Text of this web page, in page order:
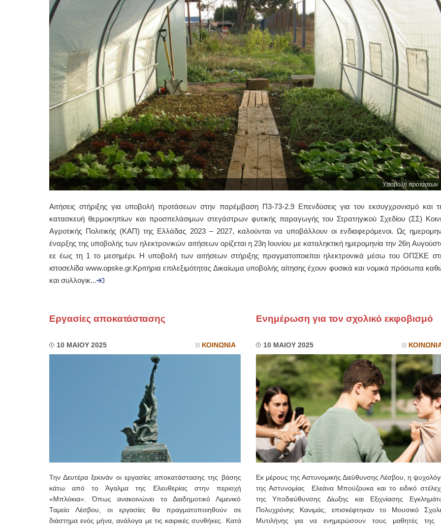
Υποβολή προτάσεων
Αιτήσεις στήριξης για υποβολή προτάσεων στην παρέμβαση Π3-73-2.9 Επενδύσεις για τον εκσυγχρονισμό και
κατασκευή θερμοκηπίων και προσπελάσιμων στεγάστρων φυτικής παραγωγής του Στρατηγικού Σχεδίου (ΣΣ)
Αγροτικής Πολιτικής (ΚΑΠ) της Ελλάδας 2023 – 2027, καλούνται να υποβάλλουν οι ενδιαφερόμενοι. Ως
έναρξης της υποβολής των ηλεκτρονικών αιτήσεων ορίζεται η 23η Ιουνίου με καταληκτική ημερομηνία την 26η
εε έως τη 1 το μεσημέρι. Η υποβολή των αιτήσεων στήριξης πραγματοποιείται ηλεκτρονικά μέσω του ΟΠΣΚΕ
ιστοσελίδα www.opske.gr.Κριτήρια επιλεξιμότητας Δικαίωμα υποβολής αίτησης έχουν φυσικά και νομικά πρόσωπα
και συλλογικ...
Εργασίες αποκατάστασης
10 ΜΑΙΟΥ 2025 ΚΟΙΝΩΝΙΑ
Την Δευτέρα ξεκινάν οι εργασίες αποκατάστασης της βάσης
κάτω από το Άγαλμα της Ελευθερίας στην περιοχή
«Μπλόκια». Όπως ανακοινώνει το Διαδημοτικό Λιμενικό
Ταμείο Λέσβου, οι εργασίες θα πραγματοποιηθούν σε
διάστημα ενός μήνα, ανάλογα με τις καιρικές συνθήκες. Κατά
Ενημέρωση για τον σχολικό εκφοβισμό
10 ΜΑΙΟΥ 2025
Εκ μέρους της Αστυνομικής Διεύθυνσης Λέσβου, η
της Αστυνομίας Ελεάνα Μπούζουκα και το ειδικό
της Υποδιεύθυνσης Δίωξης και Εξιχνίασης
Πολυχρόνης Κανιμάς, επισκέφτηκαν το Μουσικό
Μυτιλήνης για να ενημερώσουν τους μαθητές της
2102467085 & 6938502258
email- elenboumpa@gmail.com